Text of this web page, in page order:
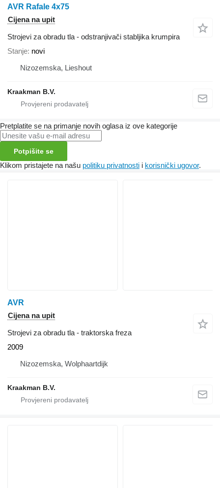
AVR Rafale 4x75
Cijena na upit
Strojevi za obradu tla - odstranjivači stabljika krumpira
Stanje novi
Nizozemska, Lieshout
Kraakman B.V.
Pretplatite se na primanje novih oglasa iz ove kategorije
Potpišite se
Klikom pristajete na našu politiku privatnosti i korisnički ugovor.
AVR
Cijena na upit
Strojevi za obradu tla - traktorska freza
2009
Nizozemska, Wolphaartdijk
Kraakman B.V.